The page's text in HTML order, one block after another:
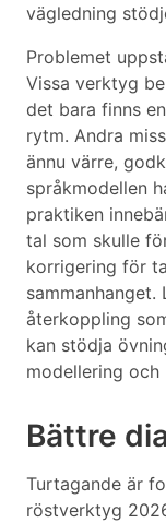
vägledning
Problemet
Vissa verktyg
det bara finns
rytm. Andra
ännu värre,
språkmodellen
praktiken
tal som skulle
korrigering för
återkoppling
kan stödja
modellering och
Bättre
Turtagande är
röstverktyg